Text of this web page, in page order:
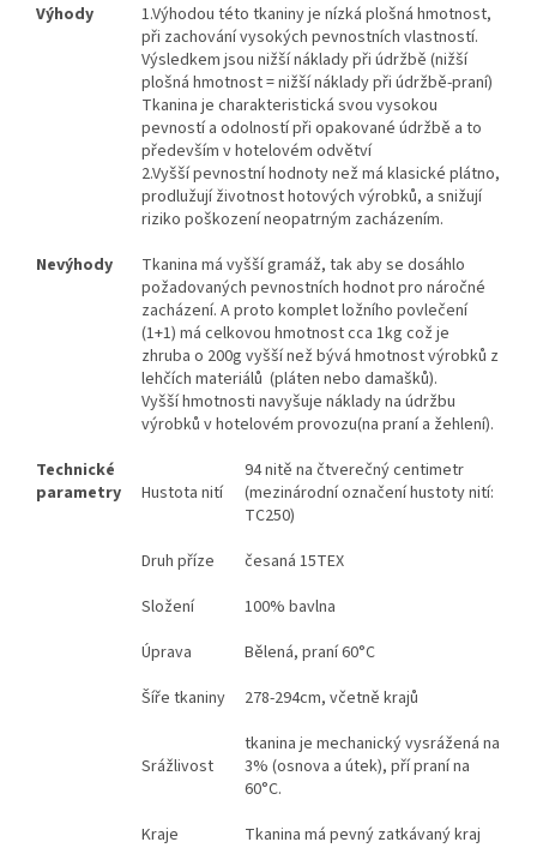
Výhody
1.Výhodou této tkaniny je nízká plošná hmotnost,
při zachování vysokých pevnostních vlastností.
Výsledkem jsou nižší náklady při údržbě (nižší
plošná hmotnost = nižší náklady při údržbě-praní)
Tkanina je charakteristická svou vysokou
pevností a odolností při opakované údržbě a to
především v hotelovém odvětví
2.Vyšší pevnostní hodnoty než má klasické plátno,
prodlužují životnost hotových výrobků, a snižují
riziko poškození neopatrným zacházením.
Nevýhody
Tkanina má vyšší gramáž, tak aby se dosáhlo
požadovaných pevnostních hodnot pro náročné
zacházení. A proto komplet ložního povlečení
(1+1) má celkovou hmotnost cca 1kg což je
zhruba o 200g vyšší než bývá hmotnost výrobků z
lehčích materiálů (pláten nebo damašků).
Vyšší hmotnosti navyšuje náklady na údržbu
výrobků v hotelovém provozu(na praní a žehlení).
Technické
parametry
Hustota nití
94 nitě na čtverečný centimetr
(mezinárodní označení hustoty nití:
TC250)
Druh příze
česaná 15TEX
Složení
100% bavlna
Úprava
Bělená, praní 60°C
Šíře tkaniny
278-294cm, včetně krajů
Srážlivost
tkanina je mechanický vysrážená na
3% (osnova a útek), pří praní na
60°C.
Kraje
Tkanina má pevný zatkávaný kraj